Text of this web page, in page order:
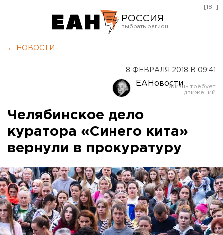
РОССИЯ
Оренбург
[18+]
← НОВОСТИ
8 ФЕВРАЛЯ 2018 В 09:41
ЕАНовости
Челябинское дело
куратора «Синего кита»
вернули в прокуратуру